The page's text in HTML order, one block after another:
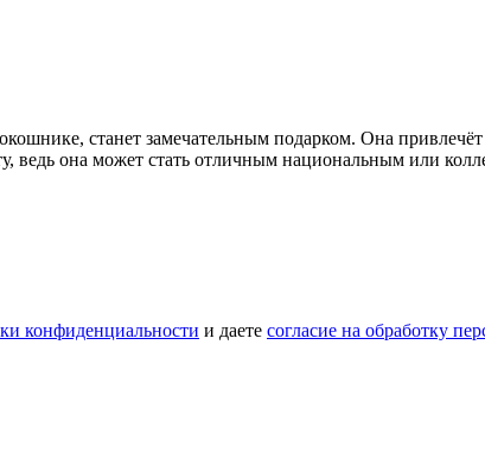
станет замечательным подарком. Она
ведь она может стать отличным национальным или
конфиденциальности и даете согласие на обработку